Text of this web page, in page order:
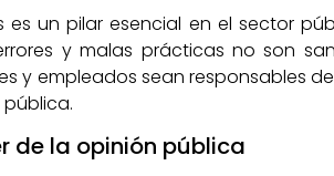
es un pilar esencial en el sector
y malas prácticas no son
y empleados sean responsables
de la opinión pública